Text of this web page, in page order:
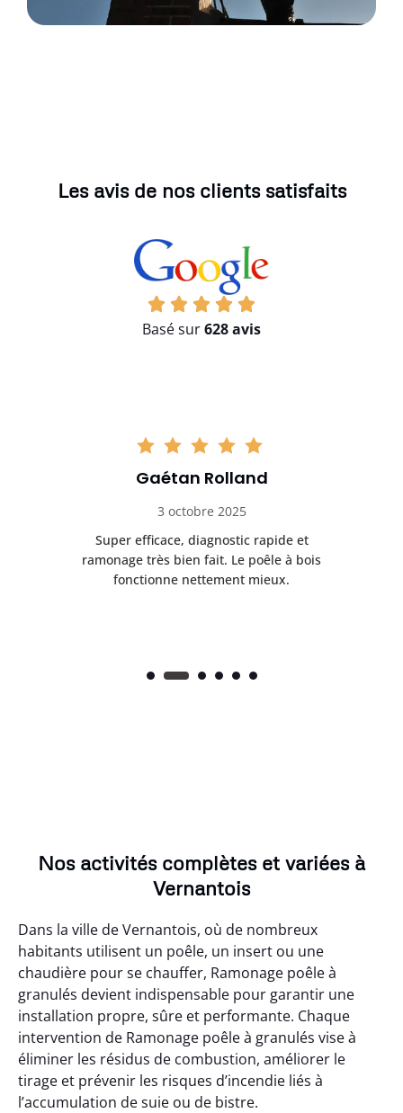
Les avis de nos clients satisfaits
Basé sur628 avis
Gaétan Rolland
3 octobre 2025
Super efficace, diagnostic rapide et
ramonage très bien fait. Le poêle à bois
fonctionne nettement mieux.
Nos activités complètes et variées à
Vernantois
Dans la ville de Vernantois, où de nombreux
habitants utilisent un poêle, un insert ou une
chaudière pour se chauffer, Ramonage poêle à
granulés devient indispensable pour garantir une
installation propre, sûre et performante. Chaque
intervention de Ramonage poêle à granulés vise à
éliminer les résidus de combustion, améliorer le
tirage et prévenir les risques d’incendie liés à
l’accumulation de suie ou de bistre.